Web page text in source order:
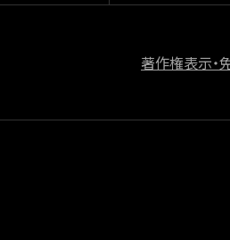
著作権表示・